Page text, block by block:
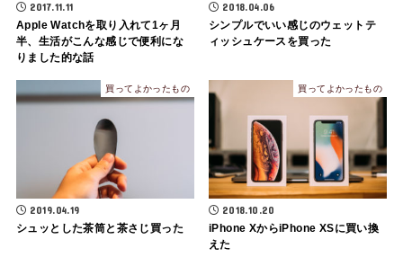
2017.11.11
Apple Watchを取り入れて1ヶ月
半、生活がこんな感じで便利にな
りました的な話
2018.04.06
シンプルでいい感じのウェットテ
ィッシュケースを買った
買ってよかったもの
2019.04.19
シュッとした茶筒と茶さじ買った
買ってよかったもの
2018.10.20
iPhone XからiPhone XSに買い換
えた